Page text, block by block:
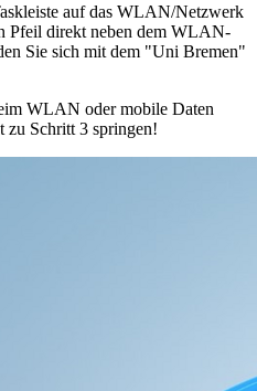
auf das WLAN/Netzwerk
Pfeil direkt neben dem WLAN-
Sie sich mit dem "Uni Bremen"
WLAN oder mobile Daten
zu Schritt 3 springen!